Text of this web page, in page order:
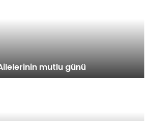
mutlu günü